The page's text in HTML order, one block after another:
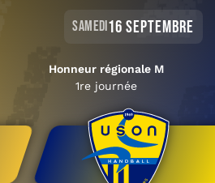
samedi 16 septembre
Honneur régionale M
1re journée